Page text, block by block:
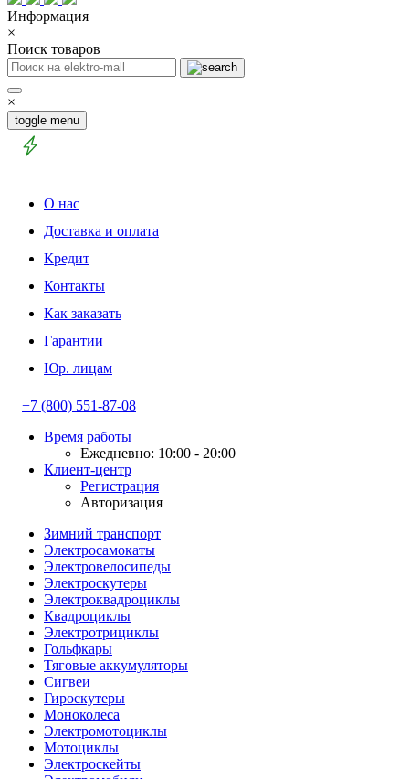
Информация
×
Поиск товаров
×
toggle menu
О нас
Доставка и оплата
Кредит
Контакты
Как заказать
Гарантии
Юр. лицам
+7 (800) 551-87-08
Время работы
Ежедневно: 10:00 - 20:00
Клиент-центр
Регистрация
Авторизация
Зимний транспорт
Электросамокаты
Электровелосипеды
Электроскутеры
Электроквадроциклы
Квадроциклы
Электротрициклы
Гольфкары
Тяговые аккумуляторы
Сигвеи
Гироскутеры
Моноколеса
Электромотоциклы
Мотоциклы
Электроскейты